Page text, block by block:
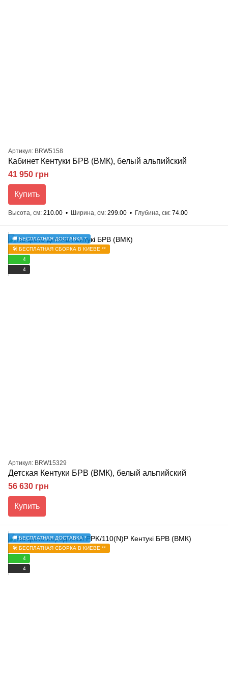
Артикул: BRW5158
Кабинет Кентуки БРВ (ВМК), белый альпийский
41 950 грн
Купить
Высота, см 210.00 Ширина, см 299.00 Глубина, см 74.00
🚚 БЕСПЛАТНАЯ ДОСТАВКА *
🛠️ БЕСПЛАТНАЯ СБОРКА В КИЕВЕ **
4
4
Артикул: BRW15329
Детская Кентуки БРВ (ВМК), белый альпийский
56 630 грн
Купить
🚚 БЕСПЛАТНАЯ ДОСТАВКА *
🛠️ БЕСПЛАТНАЯ СБОРКА В КИЕВЕ **
4
4